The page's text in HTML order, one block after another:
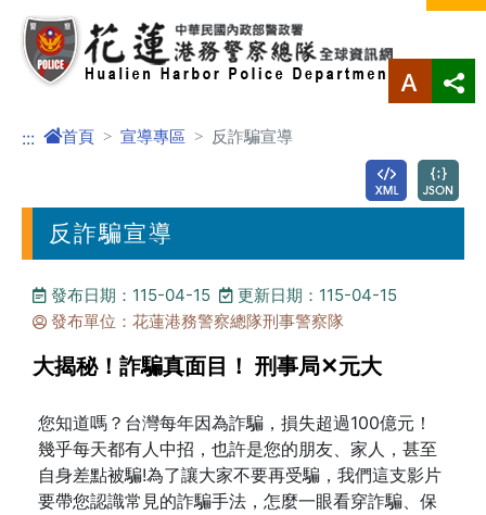
進入內容區塊
::: 首頁 宣導專區 反詐騙宣導
反詐騙宣導
發布日期：115-04-15
更新日期：115-04-15
發布單位：花蓮港務警察總隊刑事警察隊
大揭秘！詐騙真面目！ 刑事局✕元大
您知道嗎？台灣每年因為詐騙，損失超過100億元！
幾乎每天都有人中招，也許是您的朋友、家人，甚至
自身差點被騙!為了讓大家不要再受騙，我們這支影片
要帶您認識常見的詐騙手法，怎麼一眼看穿詐騙、保